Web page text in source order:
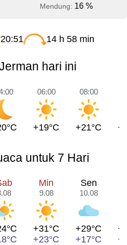
Mendung: 16 %
20:51 14 h 58 min
hari ini
06:00
+19°C
08:00
+21°C
untuk 7 Hari
Min
9.08
+31°C
+23°C
Sen
10.08
+29°C
+17°C